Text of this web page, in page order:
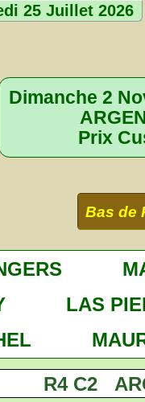
25 Juillet 2026
Dimanche 2
Prix
Bas de
LAS
R4 C2